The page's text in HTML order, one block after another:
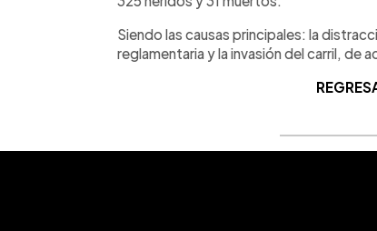
Siendo las causas principales: la
reglamentaria y la invasión del carril, de